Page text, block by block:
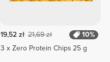
19,52 zł 21,69 zł
10%
3 x Zero Protein Chips 25 g